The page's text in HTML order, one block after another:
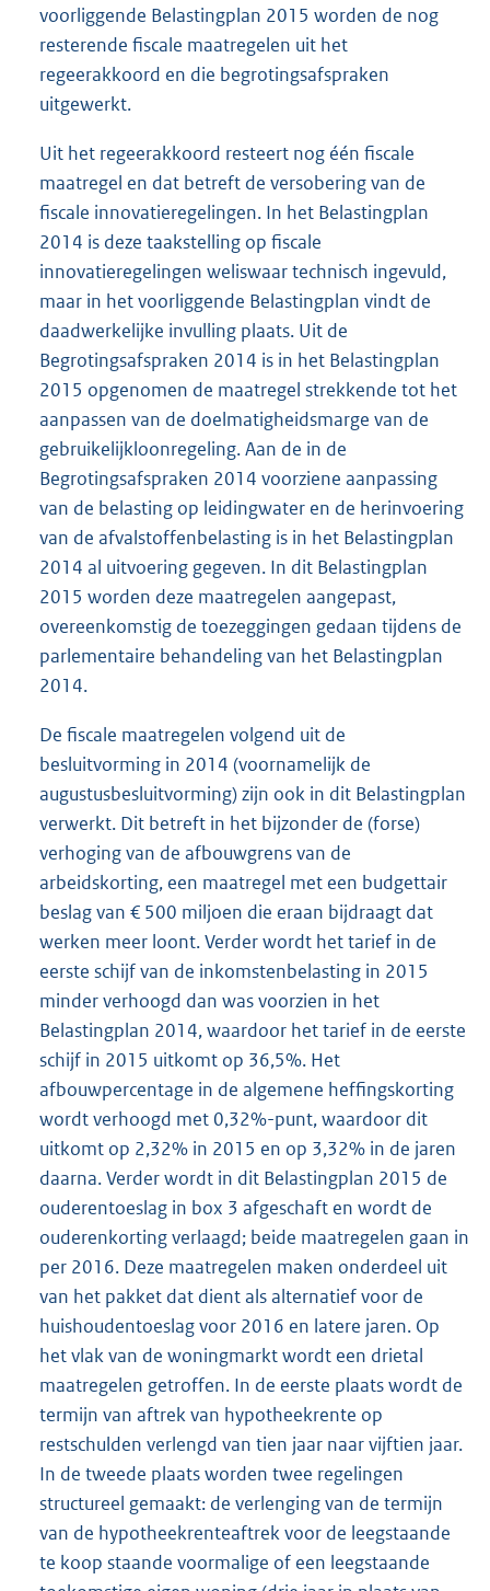
voorliggende Belastingplan 2015 worden de nog
resterende fiscale maatregelen uit het
regeerakkoord en die begrotingsafspraken
uitgewerkt.
Uit het regeerakkoord resteert nog één fiscale
maatregel en dat betreft de versobering van de
fiscale innovatieregelingen. In het Belastingplan
2014 is deze taakstelling op fiscale
innovatieregelingen weliswaar technisch ingevuld,
maar in het voorliggende Belastingplan vindt de
daadwerkelijke invulling plaats. Uit de
Begrotingsafspraken 2014 is in het Belastingplan
2015 opgenomen de maatregel strekkende tot het
aanpassen van de doelmatigheidsmarge van de
gebruikelijkloonregeling. Aan de in de
Begrotingsafspraken 2014 voorziene aanpassing
van de belasting op leidingwater en de herinvoering
van de afvalstoffenbelasting is in het Belastingplan
2014 al uitvoering gegeven. In dit Belastingplan
2015 worden deze maatregelen aangepast,
overeenkomstig de toezeggingen gedaan tijdens de
parlementaire behandeling van het Belastingplan
2014.
De fiscale maatregelen volgend uit de
besluitvorming in 2014 (voornamelijk de
augustusbesluitvorming) zijn ook in dit Belastingplan
verwerkt. Dit betreft in het bijzonder de (forse)
verhoging van de afbouwgrens van de
arbeidskorting, een maatregel met een budgettair
beslag van € 500 miljoen die eraan bijdraagt dat
werken meer loont. Verder wordt het tarief in de
eerste schijf van de inkomstenbelasting in 2015
minder verhoogd dan was voorzien in het
Belastingplan 2014, waardoor het tarief in de eerste
schijf in 2015 uitkomt op 36,5%. Het
afbouwpercentage in de algemene heffingskorting
wordt verhoogd met 0,32%-punt, waardoor dit
uitkomt op 2,32% in 2015 en op 3,32% in de jaren
daarna. Verder wordt in dit Belastingplan 2015 de
ouderentoeslag in box 3 afgeschaft en wordt de
ouderenkorting verlaagd; beide maatregelen gaan in
per 2016. Deze maatregelen maken onderdeel uit
van het pakket dat dient als alternatief voor de
huishoudentoeslag voor 2016 en latere jaren. Op
het vlak van de woningmarkt wordt een drietal
maatregelen getroffen. In de eerste plaats wordt de
termijn van aftrek van hypotheekrente op
restschulden verlengd van tien jaar naar vijftien jaar.
In de tweede plaats worden twee regelingen
structureel gemaakt: de verlenging van de termijn
van de hypotheekrenteaftrek voor de leegstaande
te koop staande voormalige of een leegstaande